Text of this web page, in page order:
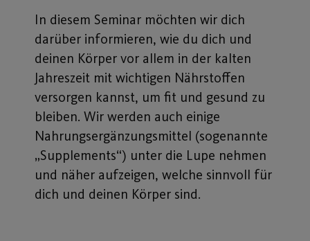
In diesem Seminar möchten wir dich
darüber informieren, wie du dich und
deinen Körper vor allem in der kalten
Jahreszeit mit wichtigen Nährstoffen
versorgen kannst, um fit und gesund zu
bleiben. Wir werden auch einige
Nahrungsergänzungsmittel (sogenannte
„Supplements“) unter die Lupe nehmen
und näher aufzeigen, welche sinnvoll für
dich und deinen Körper sind.